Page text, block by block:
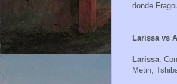
donde
Larissa vs
Larissa:
Metin,